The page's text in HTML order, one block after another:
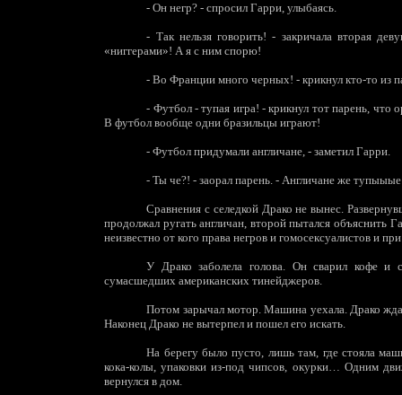
- Он негр? - спросил Гарри, улыбаясь.
- Так нельзя говорить! - закричала вторая
«ниггерами»! А я с ним спорю!
- Во Франции много черных! - крикнул кто-то из
- Футбол - тупая игра! - крикнул тот парень, что
В футбол вообще одни бразильцы играют!
- Футбол придумали англичане, - заметил Гарри.
- Ты че?! - заорал парень. - Англичане же
Сравнения с селедкой Драко не вынес.
продолжал ругать англичан, второй пытался объяснить
неизвестно от кого права негров и гомосексуалистов и
У Драко заболела голова. Он сварил кофе
сумасшедших американских тинейджеров.
Потом зарычал мотор. Машина уехала. Драко
Наконец Драко не вытерпел и пошел его искать.
На берегу было пусто, лишь там, где стояла
кока-колы, упаковки из-под чипсов, окурки… Одним
вернулся в дом.